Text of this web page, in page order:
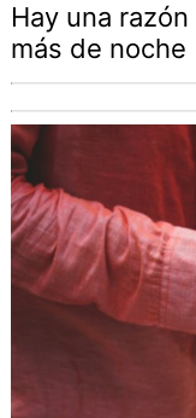
Hay una
más de noche